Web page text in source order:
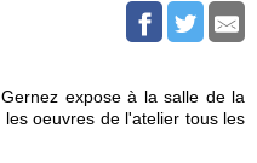
expose à la salle de la
oeuvres de l'atelier tous les